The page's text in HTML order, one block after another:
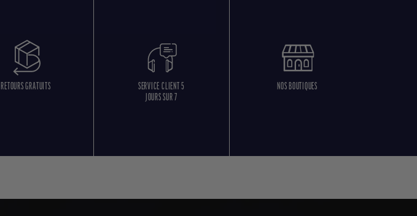
RETOURS GRATUITS
SERVICE CLIENT 5
JOURS SUR 7
NOS BOUTIQUES